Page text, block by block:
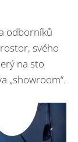
odborníků
svého
na sto
„showroom“.